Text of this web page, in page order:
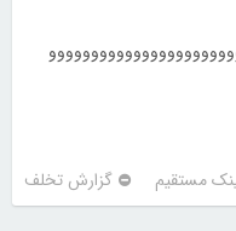
مستقیم گزارش تخلف